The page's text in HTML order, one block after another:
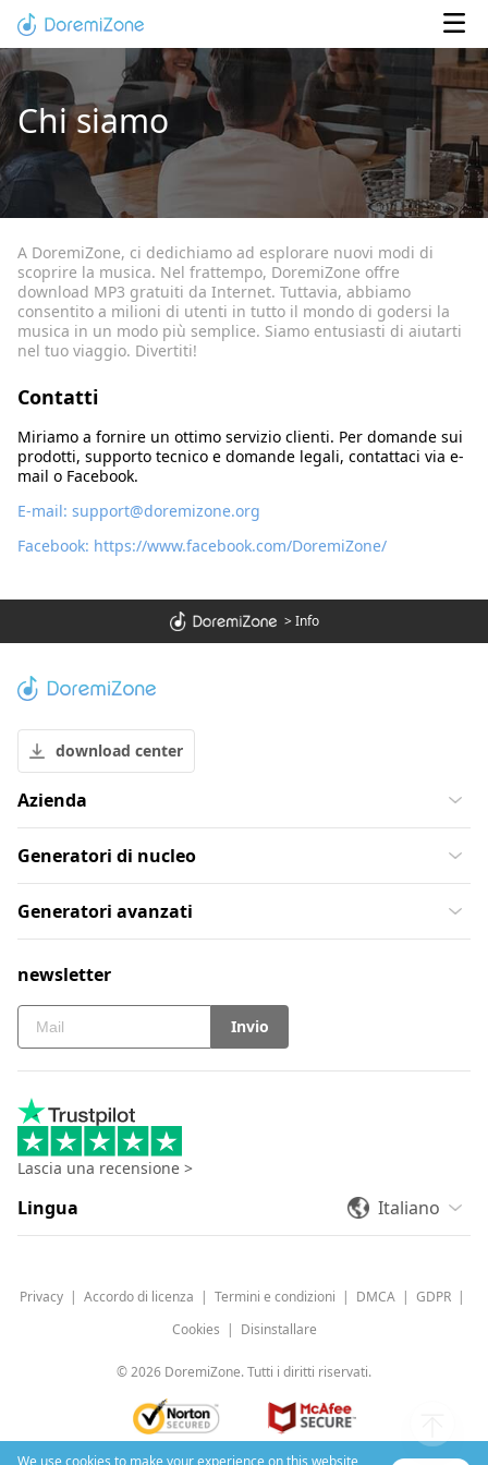
Chi siamo
A DoremiZone, ci dedichiamo ad esplorare nuovi modi di
scoprire la musica. Nel frattempo, DoremiZone offre
download MP3 gratuiti da Internet. Tuttavia, abbiamo
consentito a milioni di utenti in tutto il mondo di godersi la
musica in un modo più semplice. Siamo entusiasti di aiutarti
nel tuo viaggio. Divertiti!
Contatti
Miriamo a fornire un ottimo servizio clienti. Per domande sui
prodotti, supporto tecnico e domande legali, contattaci via e-
mail o Facebook.
E-mail: support@doremizone.org
Facebook: https://www.facebook.com/DoremiZone/
>Info
download center
Azienda
Generatori di nucleo
Generatori avanzati
newsletter
Invio
Lascia una recensione >
Lingua Italiano
Privacy | Accordo di licenza | Termini e condizioni | DMCA | GDPR |
Cookies | Disinstallare
©2026 DoremiZone. Tutti i diritti riservati.
We use cookies to make your experience on this website